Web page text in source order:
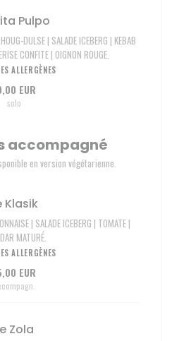
Pulpo
DULSE | SALADE ICEBERG | KEBAB
CONFITE | OIGNON ROUGE.
ALLERGÈNES
EUR
solo
accompagné
en version végétarienne.
Klasik
| SALADE ICEBERG | TOMATE |
MATURÉ.
ALLERGÈNES
EUR
Zola